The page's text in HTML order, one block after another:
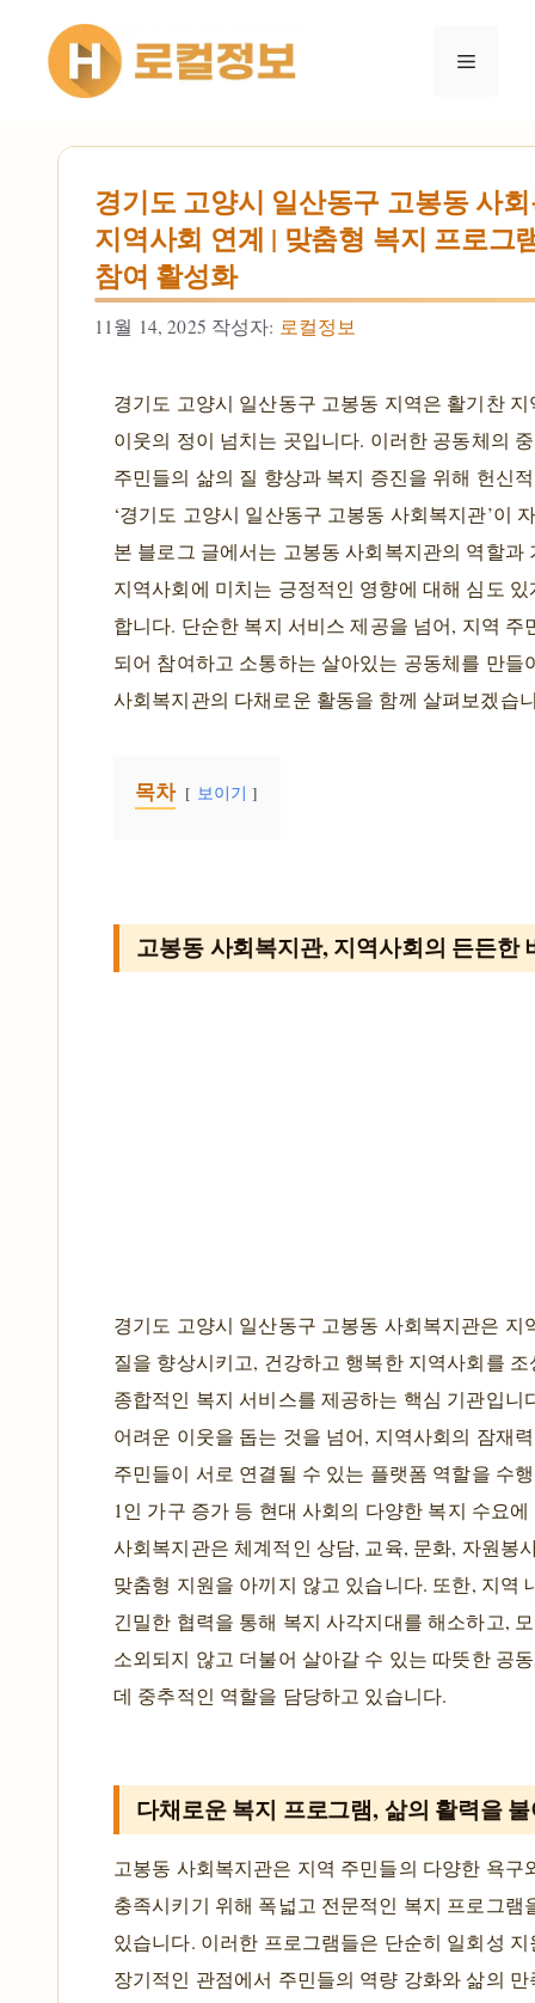
건너뛰기
메뉴
경기도 고양시 일산동구 고봉동 사
지역사회 연계 | 맞춤형 복지 프로그
참여 활성화
11월 14, 2025 작성자: 로컬정보
경기도 고양시 일산동구 고봉동 지역은 활기찬
이웃의 정이 넘치는 곳입니다. 이러한 공동체의
주민들의 삶의 질 향상과 복지 증진을 위해 헌신
‘경기도 고양시 일산동구 고봉동 사회복지관’이
본 블로그 글에서는 고봉동 사회복지관의 역할과
지역사회에 미치는 긍정적인 영향에 대해 심도
합니다. 단순한 복지 서비스 제공을 넘어, 지역 주
되어 참여하고 소통하는 살아있는 공동체를 만들
사회복지관의 다채로운 활동을 함께 살펴보겠습
목차 보이기
고봉동 사회복지관, 지역사회의 든든한
경기도 고양시 일산동구 고봉동 사회복지관은 지
질을 향상시키고, 건강하고 행복한 지역사회를
종합적인 복지 서비스를 제공하는 핵심 기관입니
어려운 이웃을 돕는 것을 넘어, 지역사회의 잠재
주민들이 서로 연결될 수 있는 플랫폼 역할을 수
1인 가구 증가 등 현대 사회의 다양한 복지 수요
사회복지관은 체계적인 상담, 교육, 문화, 자원봉
맞춤형 지원을 아끼지 않고 있습니다. 또한, 지역
긴밀한 협력을 통해 복지 사각지대를 해소하고,
소외되지 않고 더불어 살아갈 수 있는 따뜻한 공
데 중추적인 역할을 담당하고 있습니다.
다채로운 복지 프로그램, 삶의 활력을
고봉동 사회복지관은 지역 주민들의 다양한 욕구
충족시키기 위해 폭넓고 전문적인 복지 프로그램
있습니다. 이러한 프로그램들은 단순히 일회성
장기적인 관점에서 주민들의 역량 강화와 삶의